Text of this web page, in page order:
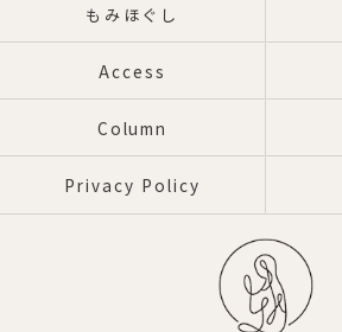
もみほぐし
Access
Column
Privacy Policy